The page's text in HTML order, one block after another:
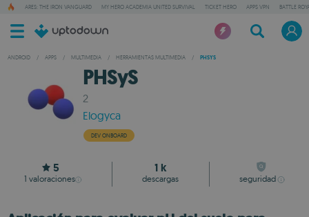
ARES: THE IRON VANGUARD MY HERO ACADEMIA UNITED SURVIVAL TICKET HERO APPS VPN BATTLE
ANDROID / APPS / MULTIMEDIA / HERRAMIENTAS MULTIMEDIA / PHSYS
PHSyS
2
Elogyca
DEV ONBOARD
5
1 valoraciones
1 k
descargas seguridad